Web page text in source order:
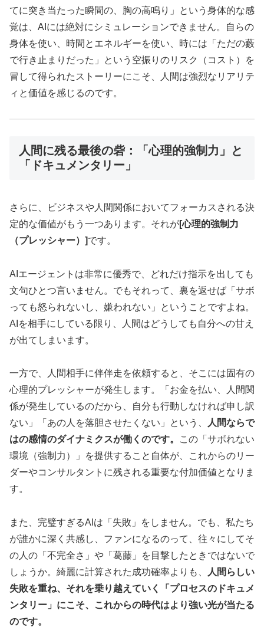
てに突き当たった瞬間の、胸の高鳴り」という身体的な感
覚は、AIには絶対にシミュレーションできません。自らの
身体を使い、時間とエネルギーを使い、時には「ただの藪
で行き止まりだった」という空振りのリスク（コスト）を
冒して得られたストーリーにこそ、人間は強烈なリアリテ
ィと価値を感じるのです。
人間に残る最後の砦：「心理的強制力」と
「ドキュメンタリー」
さらに、ビジネスや人間関係においてフォーカスされる決
定的な価値がもう一つあります。それが[心理的強制力
（プレッシャー）]です。
AIエージェントは非常に優秀で、どれだけ指示を出しても
文句ひとつ言いません。でもそれって、裏を返せば「サボ
っても怒られないし、嫌われない」ということですよね。
AIを相手にしている限り、人間はどうしても自分への甘え
が出てしまいます。
一方で、人間相手に伴伴走を依頼すると、そこには固有の
心理的プレッシャーが発生します。「お金を払い、人間関
係が発生しているのだから、自分も行動しなければ申し訳
ない」「あの人を落胆させたくない」という、
人間ならで
はの感情のダイナミクスが働くのです。
この「サボれない
環境（強制力）」を提供すること自体が、これからのリー
ダーやコンサルタントに残される重要な付加価値となりま
す。
また、完璧すぎるAIは「失敗」をしません。でも、私たち
が誰かに深く共感し、ファンになるのって、往々にしてそ
の人の「不完全さ」や「葛藤」を目撃したときではないで
しょうか。綺麗に計算された成功確率よりも、
人間らしい
失敗を重ね、それを乗り越えていく「プロセスのドキュメ
ンタリー」にこそ、これからの時代はより強い光が当たる
のです。